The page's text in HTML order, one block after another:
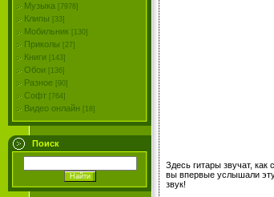
Музыка [7978]
Клипы [33]
Мобильник [130]
Приколы [27]
Книги [143]
Обои [136]
Разное [90]
Софт [764]
Видео онлайн [18]
Поиск
Здесь гитары звучат,
вы впервые услышали
звук!